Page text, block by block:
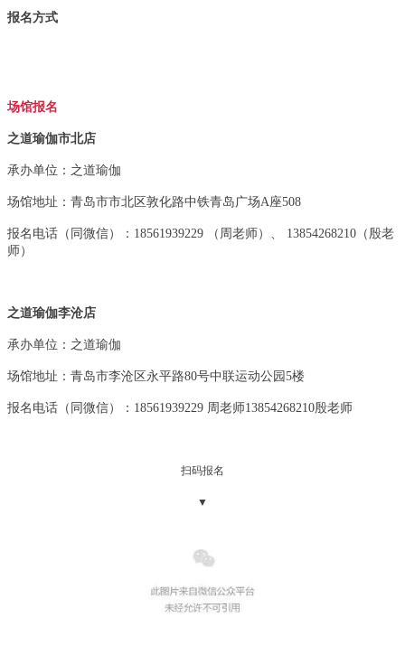
报名方式
场馆报名
之道瑜伽市北店
承办单位： 之道瑜伽
场馆地址： 青岛市市北区敦化路中铁青岛广场A座508
报名电话（同微信）： 18561939229 （周老师）、 13854268210（殷老
师）
之道瑜伽李沧店
承办单位： 之道瑜伽
场馆地址： 青岛市李沧区永平路80号中联运动公园5楼
报名电话（同微信）： 18561939229 周老师13854268210殷老师
扫码报名
▼